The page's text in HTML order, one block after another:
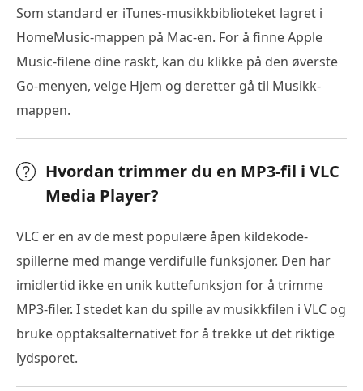
Som standard er iTunes-musikkbiblioteket lagret i
HomeMusic-mappen på Mac-en. For å finne Apple
Music-filene dine raskt, kan du klikke på den øverste
Go-menyen, velge Hjem og deretter gå til Musikk-
mappen.
Hvordan trimmer du en MP3-fil i VLC
Media Player?
VLC er en av de mest populære åpen kildekode-
spillerne med mange verdifulle funksjoner. Den har
imidlertid ikke en unik kuttefunksjon for å trimme
MP3-filer. I stedet kan du spille av musikkfilen i VLC og
bruke opptaksalternativet for å trekke ut det riktige
lydsporet.